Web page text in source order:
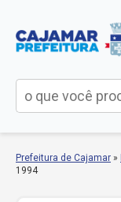
Prefeitura de Cajamar »
1994